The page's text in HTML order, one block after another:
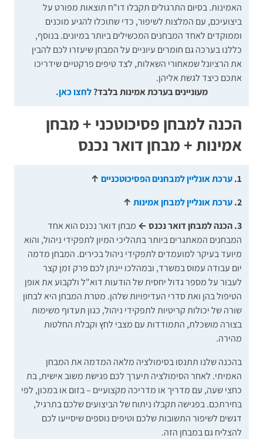
האמינות. בסיום התרגולים תקבלו דו"ח תוצאות מפורט על
ביצועיכם, עם המלצות לשיפור, כדי שתוכלו להגיע מוכנים
וממוקדים לאחד המבחנים המכשילים ביותר במיונים. בנוסף,
כללנו בערכה גם חומרים עיוניים על המבחן שיעזרו לכם להבין
את הרציונל שמאחורי השאלות, לצד טיפים פרקטיים שידריכו
אתכם כיצד לגשת אליהן.
מעוניינים בערכת אמינות בלבד?לחצו כאן.
הכנה למבחן פסיכוטכני + מבחן
אמינות + מבחן דואר נכנס
1. ערכת אונליין למבחנים הפסיכוטכניים ↑
2. ערכת אונליין למבחן אמינות ↑
3. הכנה למבחן דואר נכנס ←
מבחן דואר נכנס הוא אחד
המבחנים המאתגרים ביותר בתהליכי המיון לתפקידי ניהול, והוא
מיועד בעיקר למועמדים לתפקידי ניהול בכירים. המבחן מדמה
יום עבודה עמוס במשרד, ובמהלכו יינתן לכם פרק זמן קצר
לעבור על מספר גדול יחסית של הודעות דוא"ל ולקבוע את אופן
הטיפול בהן ואת סדרי העדיפויות שלהן. מטרת המבחן היא לבחון
שורה של יכולות קריטיות לתפקידי ניהול, כגון תעדוף משימות
בצורה מושכלת, התמודדות עם מצבי לחץ וקבלת החלטות
מהירה.
בהכנה שלנו תתנסו בסימולציה מלאה המדמה את המבחן
האמיתי. לאחר הסימולציה תיערך לכם פגישת משוב אישית, בת
כחצי שעה, עם מדריך או מדריכה מקצועיים – בזום או במכון, לפי
בחירתכם. בפגישה תקבלו ניתוח של הביצועים שלכם בתרגיל,
דגשים לשיפור התשובות שלכם וטיפים נוספים שיסייעו לכם
להצליח גם במבחן הזה.